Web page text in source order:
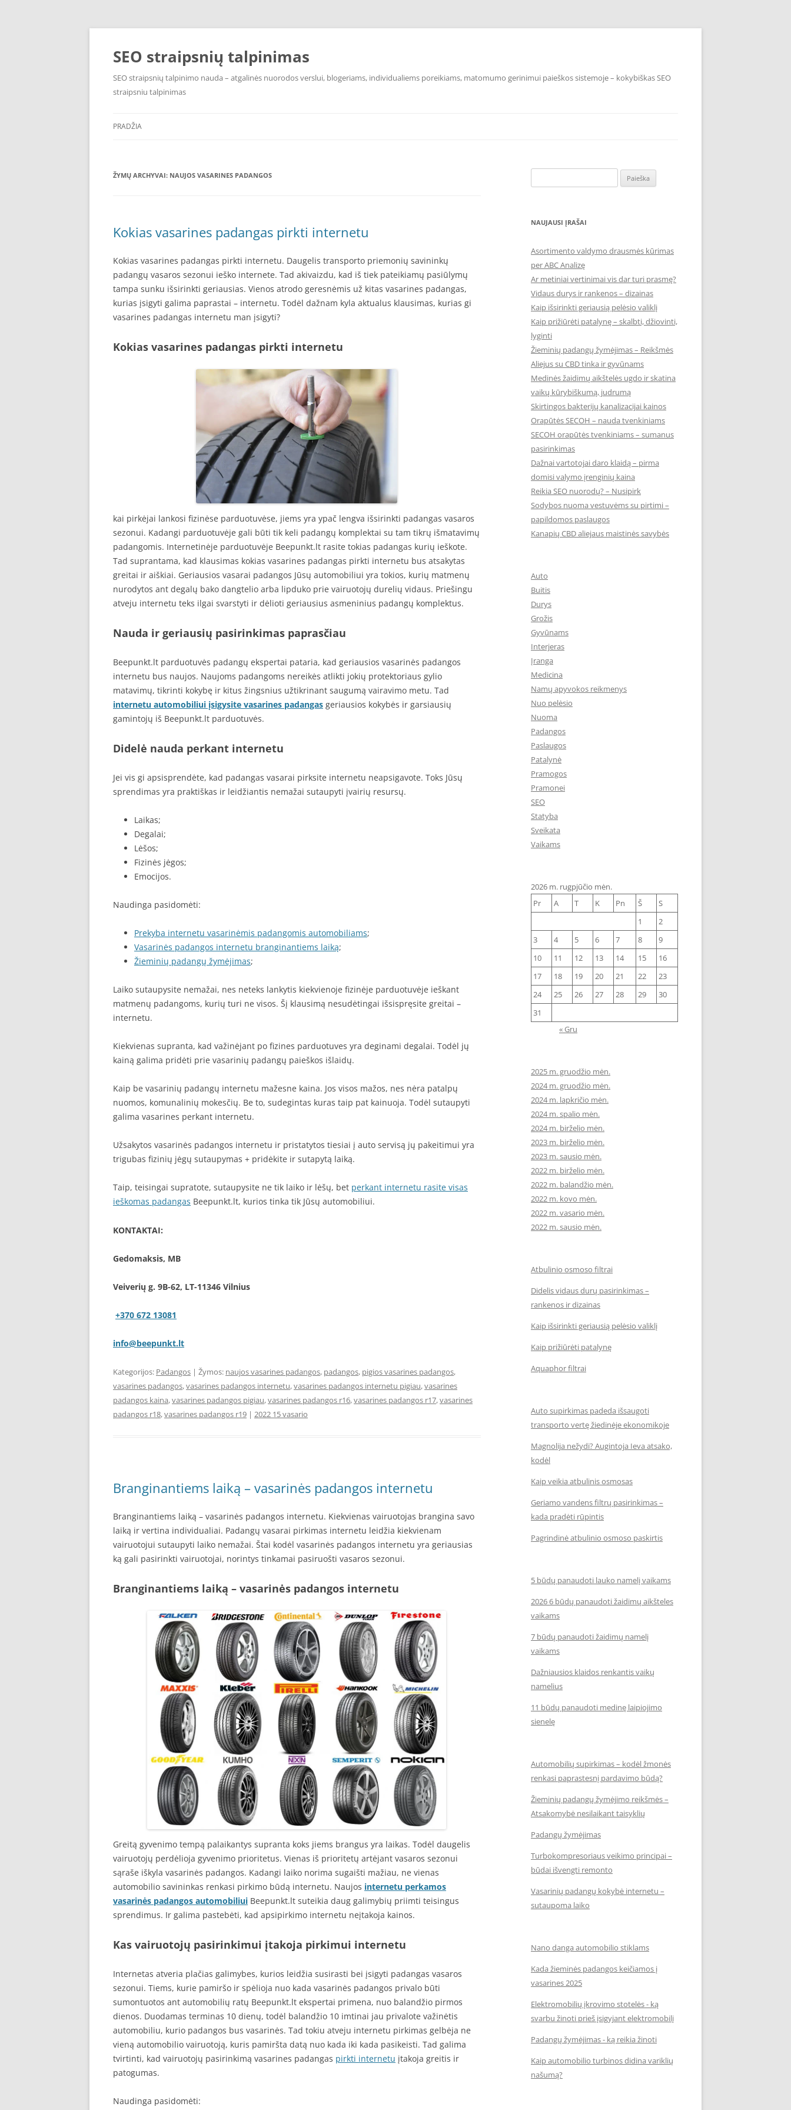
Pereiti
SEO straipsnių talpinimas
SEO straipsnių talpinimo nauda – atgalinės nuorodos verslui, blogeriams, individualiems poreikiams, matomumo gerinimui paieškos sistemoje – kokybiškas SEO
straipsniu talpinimas
PRADŽIA
ŽYMŲ ARCHYVAI: NAUJOS VASARINES PADANGOS
Kokias vasarines padangas pirkti internetu
Kokias vasarines padangas pirkti internetu. Daugelis transporto priemonių savininkų
padangų vasaros sezonui ieško internete. Tad akivaizdu, kad iš tiek pateikiamų pasiūlymų
tampa sunku išsirinkti geriausias. Vienos atrodo geresnėmis už kitas vasarines padangas,
kurias įsigyti galima paprastai – internetu. Todėl dažnam kyla aktualus klausimas, kurias gi
vasarines padangas internetu man įsigyti?
Kokias vasarines padangas pirkti internetu
kai pirkėjai lankosi fizinėse parduotuvėse, jiems yra ypač lengva išsirinkti padangas vasaros
sezonui. Kadangi parduotuvėje gali būti tik keli padangų komplektai su tam tikrų išmatavimų
padangomis. Internetinėje parduotuvėje Beepunkt.lt rasite tokias padangas kurių ieškote.
Tad suprantama, kad klausimas kokias vasarines padangas pirkti internetu bus atsakytas
greitai ir aiškiai. Geriausios vasarai padangos Jūsų automobiliui yra tokios, kurių matmenų
nurodytos ant degalų bako dangtelio arba lipduko prie vairuotojų durelių vidaus. Priešingu
atveju internetu teks ilgai svarstyti ir dėlioti geriausius asmeninius padangų komplektus.
Nauda ir geriausių pasirinkimas paprasčiau
Beepunkt.lt parduotuvės padangų ekspertai pataria, kad geriausios vasarinės padangos
internetu bus naujos. Naujoms padangoms nereikės atlikti jokių protektoriaus gylio
matavimų, tikrinti kokybę ir kitus žingsnius užtikrinant saugumą vairavimo metu. Tad
internetu automobiliui įsigysite vasarines padangas geriausios kokybės ir garsiausių
gamintojų iš Beepunkt.lt parduotuvės.
Didelė nauda perkant internetu
Jei vis gi apsisprendėte, kad padangas vasarai pirksite internetu neapsigavote. Toks Jūsų
sprendimas yra praktiškas ir leidžiantis nemažai sutaupyti įvairių resursų.
Laikas;
Degalai;
Lėšos;
Fizinės jėgos;
Emocijos.
Naudinga pasidomėti:
Prekyba internetu vasarinėmis padangomis automobiliams;
Vasarinės padangos internetu branginantiems laiką;
Žieminių padangų žymėjimas;
Laiko sutaupysite nemažai, nes neteks lankytis kiekvienoje fizinėje parduotuvėje ieškant
matmenų padangoms, kurių turi ne visos. Šį klausimą nesudėtingai išsispręsite greitai –
internetu.
Kiekvienas supranta, kad važinėjant po fizines parduotuves yra deginami degalai. Todėl jų
kainą galima pridėti prie vasarinių padangų paieškos išlaidų.
Kaip be vasarinių padangų internetu mažesne kaina. Jos visos mažos, nes nėra patalpų
nuomos, komunalinių mokesčių. Be to, sudegintas kuras taip pat kainuoja. Todėl sutaupyti
galima vasarines perkant internetu.
Užsakytos vasarinės padangos internetu ir pristatytos tiesiai į auto servisą jų pakeitimui yra
trigubas fizinių jėgų sutaupymas + pridėkite ir sutapytą laiką.
Taip, teisingai supratote, sutaupysite ne tik laiko ir lėšų, bet perkant internetu rasite visas
ieškomas padangas Beepunkt.lt, kurios tinka tik Jūsų automobiliui.
KONTAKTAI:
Gedomaksis, MB
Veiverių g. 9B-62, LT-11346 Vilnius
+370 672 13081
info@beepunkt.lt
Kategorijos: Padangos | Žymos: naujos vasarines padangos, padangos, pigios vasarines padangos,
vasarines padangos,vasarines padangos internetu,vasarines padangos internetu pigiau,vasarines
padangos kaina,vasarines padangos pigiau,vasarines padangos r16,vasarines padangos r17,vasarines
padangos r18,vasarines padangos r19 | 2022 15 vasario
Branginantiems laiką – vasarinės padangos internetu
Branginantiems laiką – vasarinės padangos internetu. Kiekvienas vairuotojas brangina savo
laiką ir vertina individualiai. Padangų vasarai pirkimas internetu leidžia kiekvienam
vairuotojui sutaupyti laiko nemažai. Štai kodėl vasarinės padangos internetu yra geriausias
ką gali pasirinkti vairuotojai, norintys tinkamai pasiruošti vasaros sezonui.
Branginantiems laiką – vasarinės padangos internetu
Greitą gyvenimo tempą palaikantys supranta koks jiems brangus yra laikas. Todėl daugelis
vairuotojų perdėlioja gyvenimo prioritetus. Vienas iš prioritetų artėjant vasaros sezonui
sąraše iškyla vasarinės padangos. Kadangi laiko norima sugaišti mažiau, ne vienas
automobilio savininkas renkasi pirkimo būdą internetu. Naujos internetu perkamos
vasarinės padangos automobiliui Beepunkt.lt suteikia daug galimybių priimti teisingus
sprendimus. Ir galima pastebėti, kad apsipirkimo internetu neįtakoja kainos.
Kas vairuotojų pasirinkimui įtakoja pirkimui internetu
Internetas atveria plačias galimybes, kurios leidžia susirasti bei įsigyti padangas vasaros
sezonui. Tiems, kurie pamiršo ir spėlioja nuo kada vasarinės padangos privalo būti
sumontuotos ant automobilių ratų Beepunkt.lt ekspertai primena, nuo balandžio pirmos
dienos. Duodamas terminas 10 dienų, todėl balandžio 10 imtinai jau privalote važinėtis
automobiliu, kurio padangos bus vasarinės. Tad tokiu atveju internetu pirkimas gelbėja ne
vieną automobilio vairuotoją, kuris pamiršta datą nuo kada iki kada pasikeisti. Tad galima
tvirtinti, kad vairuotojų pasirinkimą vasarines padangas pirkti internetu įtakoja greitis ir
patogumas.
Naudinga pasidomėti:
NAUJAUSI ĮRAŠAI
Asortimento valdymo drausmės kūrimas
per ABC Analizę
Ar metiniai vertinimai vis dar turi prasmę?
Vidaus durys ir rankenos – dizainas
Kaip išsirinkti geriausią pelėsio valiklį
Kaip prižiūrėti patalynę – skalbti, džiovinti,
lyginti
Žieminių padangų žymėjimas – Reikšmės
Aliejus su CBD tinka ir gyvūnams
Medinės žaidimų aikštelės ugdo ir skatina
vaikų kūrybiškumą, judrumą
Skirtingos bakterijų kanalizacijai kainos
Orapūtės SECOH – nauda tvenkiniams
SECOH orapūtės tvenkiniams – sumanus
pasirinkimas
Dažnai vartotojai daro klaidą – pirma
domisi valymo įrenginių kaina
Reikia SEO nuorodų? – Nusipirk
Sodybos nuoma vestuvėms su pirtimi –
papildomos paslaugos
Kanapių CBD aliejaus maistinės savybės
Auto
Buitis
Durys
Grožis
Gyvūnams
Interjeras
Įranga
Medicina
Namų apyvokos reikmenys
Nuo pelėsio
Nuoma
Padangos
Paslaugos
Patalynė
Pramogos
Pramonei
SEO
Statyba
Sveikata
Vaikams
2026 m. rugpjūčio mėn.
Pr
A T K Pn Š
S
1
2
3
4 5 6 7 8
9
10
11 12 13 14 15
16
17
18 19 20 21 22
23
24
25 26 27 28 29
30
31
« Gru
2025 m. gruodžio mėn.
2024 m. gruodžio mėn.
2024 m. lapkričio mėn.
2024 m. spalio mėn.
2024 m. birželio mėn.
2023 m. birželio mėn.
2023 m. sausio mėn.
2022 m. birželio mėn.
2022 m. balandžio mėn.
2022 m. kovo mėn.
2022 m. vasario mėn.
2022 m. sausio mėn.
Atbulinio osmoso filtrai
Didelis vidaus durų pasirinkimas –
rankenos ir dizainas
Kaip išsirinkti geriausią pelėsio valiklį
Kaip prižiūrėti patalynę
Aquaphor filtrai
Auto supirkimas padeda išsaugoti
transporto vertę žiedinėje ekonomikoje
Magnolija nežydi? Augintoja Ieva atsako,
kodėl
Kaip veikia atbulinis osmosas
Geriamo vandens filtrų pasirinkimas –
kada pradėti rūpintis
Pagrindinė atbulinio osmoso paskirtis
5 būdų panaudoti lauko namelį vaikams
2026 6 būdų panaudoti žaidimų aikšteles
vaikams
7 būdų panaudoti žaidimų namelį
vaikams
Dažniausios klaidos renkantis vaikų
namelius
11 būdų panaudoti medinę laipiojimo
sienelę
Automobilių supirkimas – kodėl žmonės
renkasi paprastesnį pardavimo būdą?
Žieminių padangų žymėjimo reikšmės –
Atsakomybė nesilaikant taisyklių
Padangų žymėjimas
Turbokompresoriaus veikimo principai –
būdai išvengti remonto
Vasarinių padangų kokybė internetu –
sutaupoma laiko
Nano danga automobilio stiklams
Kada žieminės padangos keičiamos į
vasarines 2025
Elektromobilių įkrovimo stotelės - ką
svarbu žinoti prieš įsigyjant elektromobilį
Padangų žymėjimas - ką reikia žinoti
Kaip automobilio turbinos didina variklių
našumą?